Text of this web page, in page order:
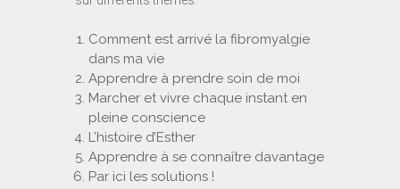
Comment est arrivé la fibromyalgie
dans ma vie
Apprendre à prendre soin de moi
Marcher et vivre chaque instant en
pleine conscience
L’histoire d’Esther
Apprendre à se connaître davantage
Par ici les solutions !